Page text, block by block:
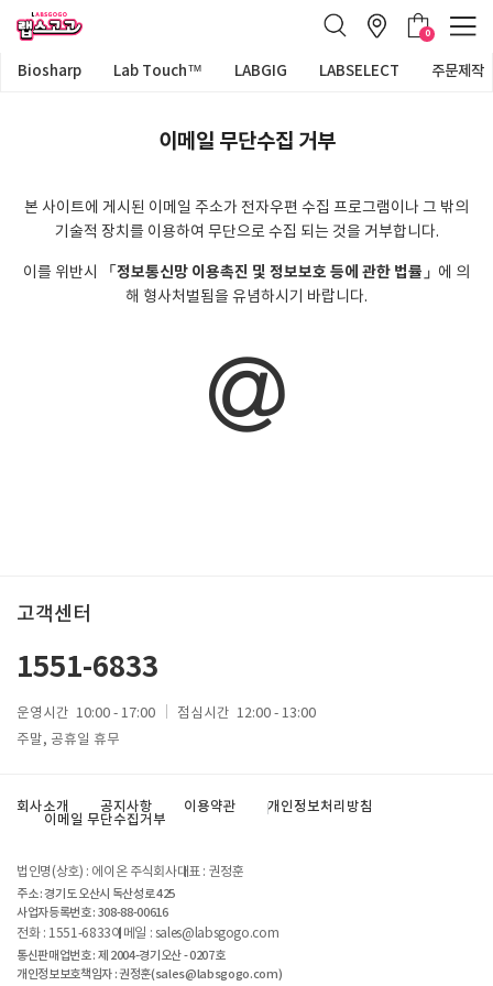
0
Biosharp Lab Touch™ LABGIG LABSELECT 주문제작
이메일 무단수집 거부
본 사이트에 게시된 이메일 주소가 전자우편 수집 프로그램이나 그 밖의
기술적 장치를 이용하여 무단으로 수집 되는 것을 거부합니다.
이를 위반시 「정보통신망 이용촉진 및 정보보호 등에 관한 법률」 에 의
해 형사처벌됨을 유념하시기 바랍니다.
고객센터
1551-6833
운영시간 10:00 - 17:00 점심시간 12:00 - 13:00
주말, 공휴일 휴무
회사소개 공지사항 이용약관
개인정보처리방침
이메일 무단수집거부
법인명(상호) : 에이온 주식회사대표 : 권정훈
주소 : 경기도 오산시 독산성로 425
사업자등록번호 : 308-88-00616
전화 : 1551-6833이메일 : sales@labsgogo.com
통신판매업번호 : 제 2004-경기오산 - 0207호
개인정보보호책임자 : 권정훈(sales@labsgogo.com)